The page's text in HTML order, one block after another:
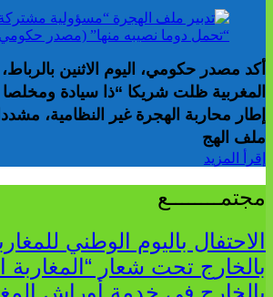
أكد مصدر حكومي، اليوم الاثنين
المغربية ظلت شريكا “ذا سيادة
إطار محاربة الهجرة غير النظامية،
ملف الهج
إقرأ المزيد
مجتمــــــــع
الاحتفال باليوم الوطني
بالخارج تحت شعار “المغاربة
بالخارج في خدمة أوراش المغرب